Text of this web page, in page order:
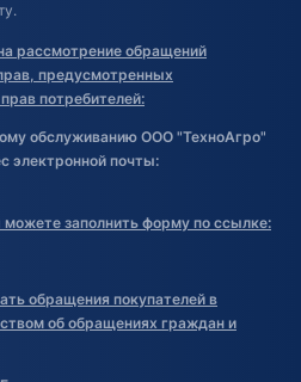
рассмотрение обращений
предусмотренных
потребителей:
обслуживанию ООО "ТехноАгро"
электронной почты:
заполнить форму по ссылке:
обращения покупателей в
об обращениях граждан и